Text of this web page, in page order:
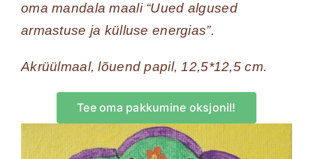
oma mandala maali “Uued algused
armastuse ja külluse energias”.
Akrüülmaal, lõuend papil, 12,5*12,5 cm.
Tee oma pakkumine oksjonil!